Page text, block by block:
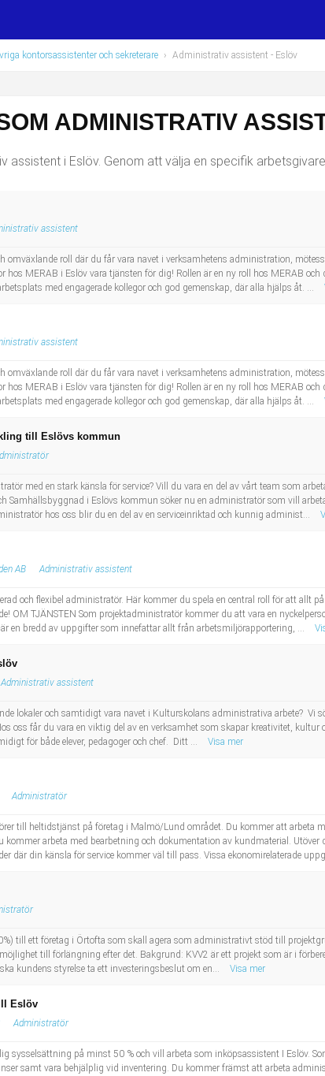
kontorsassistenter och sekreterare › Administrativ assistent - Eslöv
ADMINISTRATIV
assistent i Eslöv. Genom att välja en specifik
assistent
omväxlande roll där du får vara navet i verksamhetens administration,
hos MERAB i Eslöv vara tjänsten för dig! Rollen är en ny roll hos MERAB
med engagerade kollegor och god gemenskap, där alla hjälps åt. ...
assistent
omväxlande roll där du får vara navet i verksamhetens administration,
hos MERAB i Eslöv vara tjänsten för dig! Rollen är en ny roll hos MERAB
med engagerade kollegor och god gemenskap, där alla hjälps åt. ...
till Eslövs kommun
med en stark känsla för service? Vill du vara en del av vårt team som
Samhällsbyggnad i Eslövs kommun söker nu en administratör som vill
hos oss blir du en del av en serviceinriktad och kunnig administ...
AB Administrativ assistent
och flexibel administratör. Här kommer du spela en central roll för att allt
OM TJÄNSTEN Som projektadministratör kommer du att vara en
en bredd av uppgifter som innefattar allt från arbetsmiljörapportering, ...
Administrativ assistent
lokaler och samtidigt vara navet i Kulturskolans administrativa arbete? Vi
oss får du vara en viktig del av en verksamhet som skapar kreativitet, kultur
för både elever, pedagoger och chef. Ditt ...
Visa mer
Administratör
till heltidstjänst på företag i Malmö/Lund området. Du kommer att arbeta
arbeta med bearbetning och dokumentation av kundmaterial.
där din känsla för service kommer väl till pass. Vissa ekonomirelaterade
till ett företag i Örtofta som skall agera som administrativt stöd till
till förlängning efter det. Bakgrund: KVV2 är ett projekt som är i
kundens styrelse ta ett investeringsbeslut om en...
Visa mer
Eslöv
Administratör
sysselsättning på minst 50 % och vill arbeta som inköpsassistent I Eslöv.
samt vara behjälplig vid inventering. Du kommer främst att arbeta